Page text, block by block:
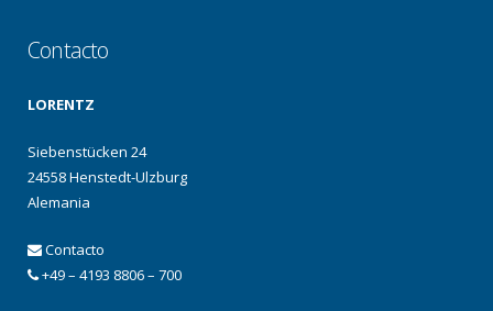
Contacto
LORENTZ
Siebenstücken 24
24558 Henstedt-Ulzburg
Alemania
Contacto
+49 – 4193 8806 – 700